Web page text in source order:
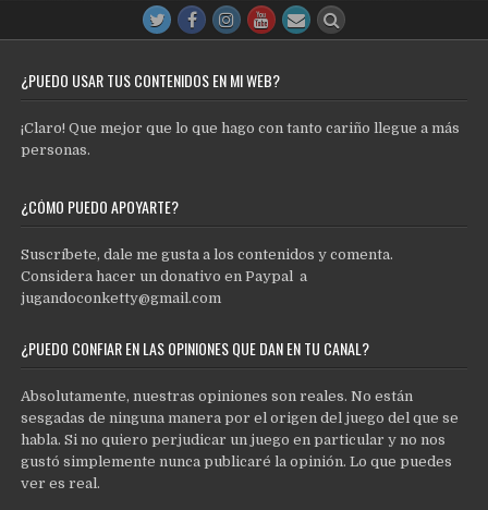
¿PUEDO USAR TUS CONTENIDOS EN MI WEB?
¡Claro! Que mejor que lo que hago con tanto cariño llegue a más
personas.
¿CÓMO PUEDO APOYARTE?
Suscríbete, dale me gusta a los contenidos y comenta.
Considera hacer un donativo en Paypal a
jugandoconketty@gmail.com
¿PUEDO CONFIAR EN LAS OPINIONES QUE DAN EN TU CANAL?
Absolutamente, nuestras opiniones son reales. No están
sesgadas de ninguna manera por el origen del juego del que se
habla. Si no quiero perjudicar un juego en particular y no nos
gustó simplemente nunca publicaré la opinión. Lo que puedes
ver es real.